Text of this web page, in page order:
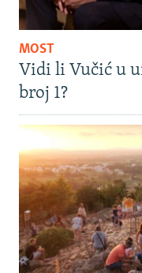
MOST
Vidi li Vučić u
broj 1?